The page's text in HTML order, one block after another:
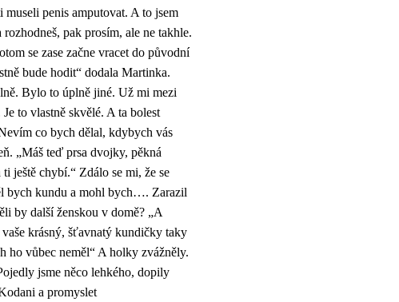
penis amputovat. A to jsem
pak prosím, ale ne takhle.
se zase začne vracet do původní
bude hodit“ dodala Martinka.
Bylo to úplně jiné. Už mi mezi
to vlastně skvělé. A ta bolest
co bych dělal, kdybych vás
„Máš teď prsa dvojky, pěkná
ještě chybí.“ Zdálo se mi, že se
bych kundu a mohl bych…. Zarazil
by další ženskou v domě? „A
krásný, šťavnatý kundičky taky
ho vůbec neměl“ A holky zvážněly.
jsme něco lehkého, dopily
a promyslet